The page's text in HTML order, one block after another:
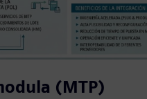
(MTP)